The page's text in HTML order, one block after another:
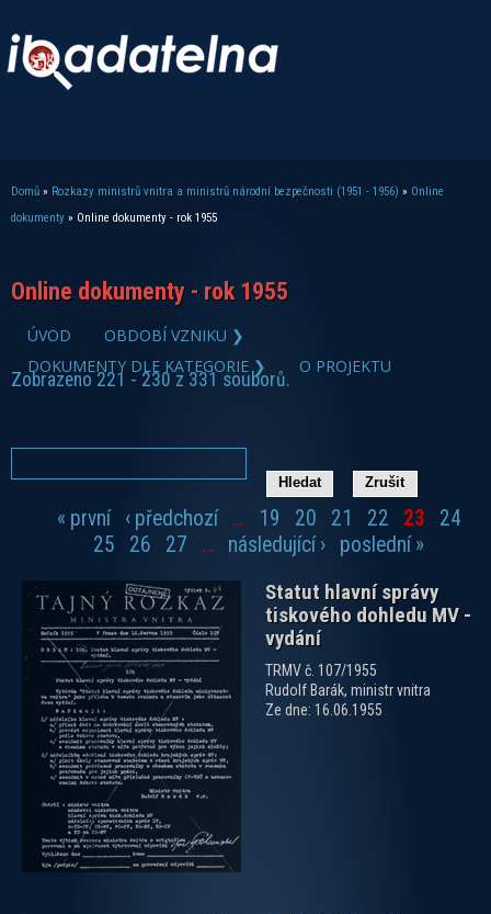
Jste zde
Domů » Rozkazy ministrů vnitra a ministrů národní bezpečnosti (1951 - 1956) » Online
dokumenty » Online dokumenty - rok 1955
Online dokumenty - rok 1955
ÚVOD
OBDOBÍ VZNIKU ❯
DOKUMENTY DLE KATEGORIE ❯
O PROJEKTU
Zobrazeno 221 - 230 z 331 souborů.
Stránky
« první ‹ předchozí … 19 20 21 22 23
24
25
26 27 … následující ›
poslední »
Statut hlavní správy
tiskového dohledu MV -
vydání
TRMV č. 107/1955
Rudolf Barák, ministr vnitra
Ze dne: 16.06.1955
zobrazit PDF dokument